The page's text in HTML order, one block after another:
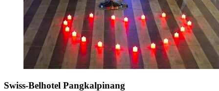
Swiss-Belhotel Pangkalpinang